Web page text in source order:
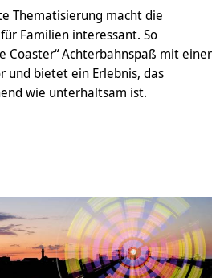
Thematisierung macht die
Familien interessant. So
Coaster“ Achterbahnspaß mit einer
und bietet ein Erlebnis, das
wie unterhaltsam ist.